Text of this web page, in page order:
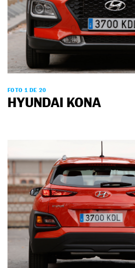
FOTO 1 DE 20
HYUNDAI KONA